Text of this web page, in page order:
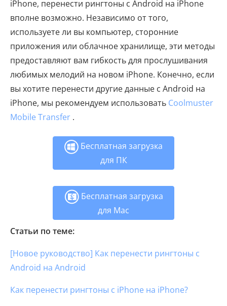
iPhone, перенести рингтоны с Android на iPhone
вполне возможно. Независимо от того,
используете ли вы компьютер, сторонние
приложения или облачное хранилище, эти методы
предоставляют вам гибкость для прослушивания
любимых мелодий на новом iPhone. Конечно, если
вы хотите перенести другие данные с Android на
iPhone, мы рекомендуем использовать Coolmuster
Mobile Transfer .
Бесплатная загрузка
для ПК
Бесплатная загрузка
для Mac
Статьи по теме:
[Новое руководство] Как перенести рингтоны с
Android на Android
Как перенести рингтоны с iPhone на iPhone?